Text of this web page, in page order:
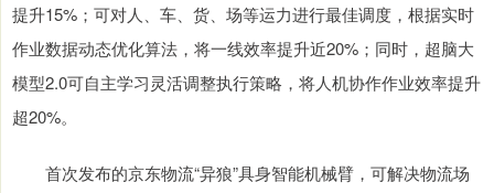
提升15%；可对人、车、货、场等运力进行最佳调度，根据实时
作业数据动态优化算法，将一线效率提升近20%；同时，超脑大
模型2.0可自主学习灵活调整执行策略，将人机协作作业效率提升
超20%。
首次发布的京东物流“异狼”具身智能机械臂，可解决物流场